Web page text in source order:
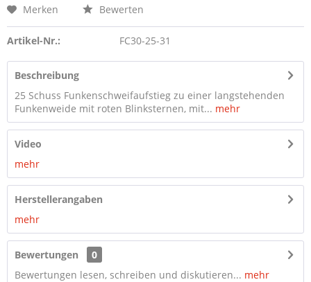
Merken Bewerten
Artikel-Nr.: FC30-25-31
Beschreibung
25 Schuss Funkenschweifaufstieg zu einer langstehenden
Funkenweide mit roten Blinksternen, mit... mehr
Video
mehr
Herstellerangaben
mehr
Bewertungen
0
Bewertungen lesen, schreiben und diskutieren... mehr